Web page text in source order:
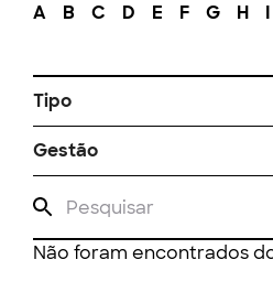
A B C D E F G H I
Tipo
Gestão
Não foram encontrados